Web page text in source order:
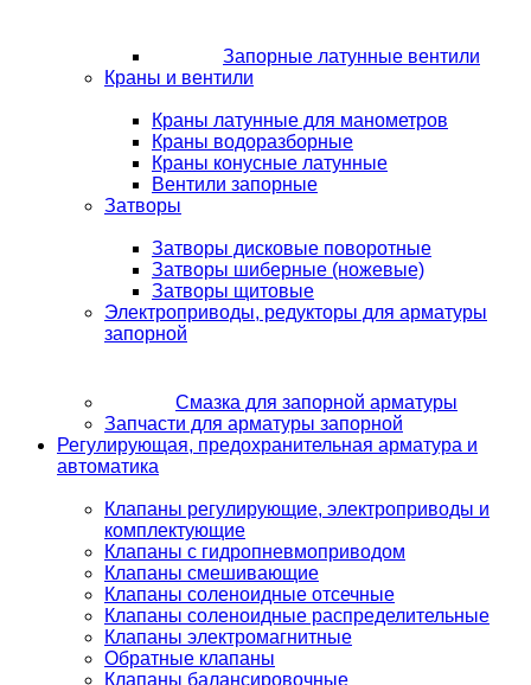
Запорные латунные вентили
Краны и вентили
Краны латунные для манометров
Краны водоразборные
Краны конусные латунные
Вентили запорные
Затворы
Затворы дисковые поворотные
Затворы шиберные (ножевые)
Затворы щитовые
Электроприводы, редукторы для арматуры
запорной
Смазка для запорной арматуры
Запчасти для арматуры запорной
Регулирующая, предохранительная арматура и
автоматика
Клапаны регулирующие, электроприводы и
комплектующие
Клапаны с гидропневмоприводом
Клапаны смешивающие
Клапаны соленоидные отсечные
Клапаны соленоидные распределительные
Клапаны электромагнитные
Обратные клапаны
Клапаны балансировочные